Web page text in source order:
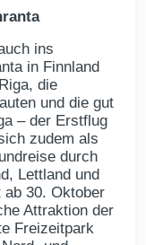
ins
in Finnland
die
und die gut
– der Erstflug
zudem als
durch
Lettland und
ab 30. Oktober
Attraktion der
Freizeitpark